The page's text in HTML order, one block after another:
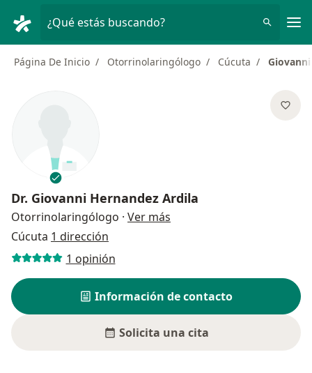
¿Qué estás buscando?
Página De Inicio Otorrinolaringólogo Cúcuta
Dr. Giovanni Hernandez Ardila
Otorrinolaringólogo · Ver más
Cúcuta 1 dirección
1 opinión
Información de contacto
Solicita una cita